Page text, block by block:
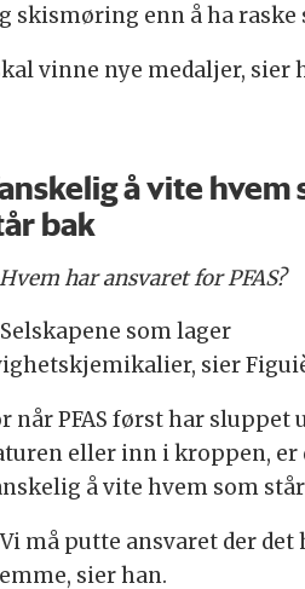
skismøring enn å ha raske
vinne nye medaljer, sier
å vite hvem
bak
har ansvaret for PFAS?
som lager
sier
når PFAS først har sluppet
eller inn i kroppen, er
å vite hvem som
må putte ansvaret der det
sier han.